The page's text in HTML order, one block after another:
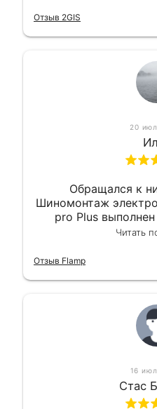
Отзыв 2GIS
20
Обращался к
Шиномонтаж
pro Plus
Читать
Отзыв Flamp
16
Стас